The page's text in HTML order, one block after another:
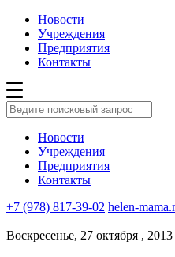
Новости
Учреждения
Предприятия
Контакты
Новости
Учреждения
Предприятия
Контакты
+7 (978) 817-39-02 helen-
Воскресенье, 27 октября , 2013